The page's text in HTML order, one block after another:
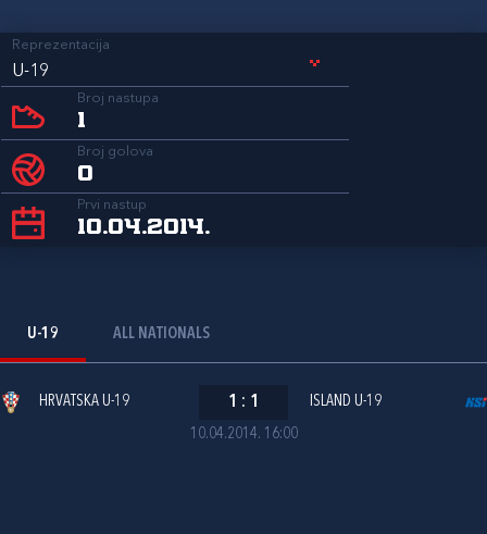
Reprezentacija
U-19
Broj nastupa
1
Broj golova
0
Prvi nastup
10.04.2014.
U-19 ALL NATIONALS
10.04.2014. 16:00
HRVATSKA U-19 1 : 1 ISLAND U-19